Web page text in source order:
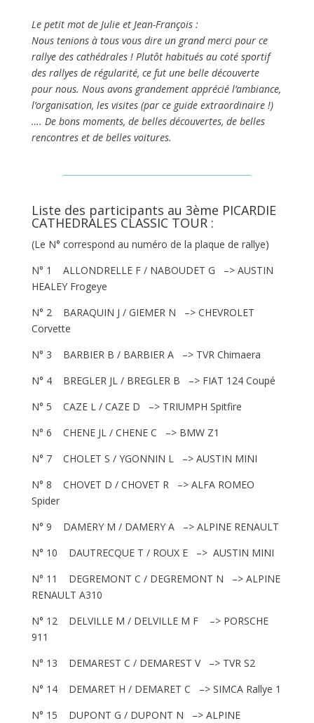
Le petit mot de Julie et Jean-François :
Nous tenions à tous vous dire un grand merci pour ce
rallye des cathédrales ! Plutôt habitués au coté sportif
des rallyes de régularité, ce fut une belle découverte
pour nous. Nous avons grandement apprécié l’ambiance,
l’organisation, les visites (par ce guide extraordinaire !)
…. De bons moments, de belles découvertes, de belles
rencontres et de belles voitures.
Liste des participants au 3ème PICARDIE
CATHEDRALES CLASSIC TOUR :
(Le N° correspond au numéro de la plaque de rallye)
N° 1 ALLONDRELLE F / NABOUDET G –> AUSTIN
HEALEY Frogeye
N° 2 BARAQUIN J / GIEMER N –> CHEVROLET
Corvette
N° 3 BARBIER B / BARBIER A –> TVR Chimaera
N° 4 BREGLER JL / BREGLER B –> FIAT 124 Coupé
N° 5 CAZE L / CAZE D –> TRIUMPH Spitfire
N° 6 CHENE JL / CHENE C –> BMW Z1
N° 7 CHOLET S / YGONNIN L –> AUSTIN MINI
N° 8 CHOVET D / CHOVET R –> ALFA ROMEO
Spider
N° 9 DAMERY M / DAMERY A –> ALPINE RENAULT
N° 10 DAUTRECQUE T / ROUX E –> AUSTIN MINI
N° 11 DEGREMONT C / DEGREMONT N –> ALPINE
RENAULT A310
N° 12 DELVILLE M / DELVILLE M F –> PORSCHE
911
N° 13 DEMAREST C / DEMAREST V –> TVR S2
N° 14 DEMARET H / DEMARET C –> SIMCA Rallye 1
N° 15 DUPONT G / DUPONT N –> ALPINE